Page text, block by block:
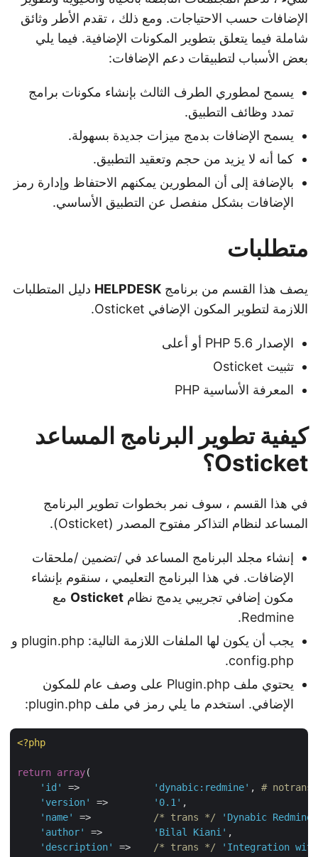
الإضافات حسب الاحتياجات. ومع ذلك ، تقدم الأطر وثائق
شاملة فيما يتعلق بتطوير المكونات الإضافية. فيما يلي
بعض الأسباب لتطبيقات دعم الإضافات:
يسمح لمطوري الطرف الثالث بإنشاء مكونات برامج
تمدد وظائف التطبيق.
يسمح الإضافات بدمج ميزات جديدة بسهولة.
كما أنه لا يزيد من حجم وتعقيد التطبيق.
بالإضافة إلى أن المطورين يمكنهم الاحتفاظ وإدارة رمز
الإضافات بشكل منفصل عن التطبيق الأساسي.
متطلبات
يصف هذا القسم من برنامج HELPDESK دليل المتطلبات
اللازمة لتطوير المكون الإضافي Osticket.
الإصدار PHP 5.6 أو أعلى
تثبيت Osticket
المعرفة الأساسية PHP
كيفية تطوير البرنامج المساعد
Osticket؟
في هذا القسم ، سوف نمر بخطوات تطوير البرنامج
المساعد لنظام التذاكر مفتوح المصدر (Osticket).
إنشاء مجلد البرنامج المساعد في /تضمين /ملحقات
الإضافات. في هذا البرنامج التعليمي ، سنقوم بإنشاء
مكون إضافي تجريبي يدمج نظام Osticket مع
Redmine.
يجب أن يكون لها الملفات اللازمة التالية: plugin.php و
config.php.
يحتوي ملف Plugin.php على وصف عام للمكون
الإضافي. استخدم ما يلي رمز في ملف plugin.php:
<?php
return array(
'id'
=> 'dynabic:redmine' , # notrans
'version'
=> '0.1' ,
'name'
=> /* trans */
'Dynabic Redmine'
'author'
=> 'Bilal Kiani' ,
'description'
=> /* trans */
'Integration with